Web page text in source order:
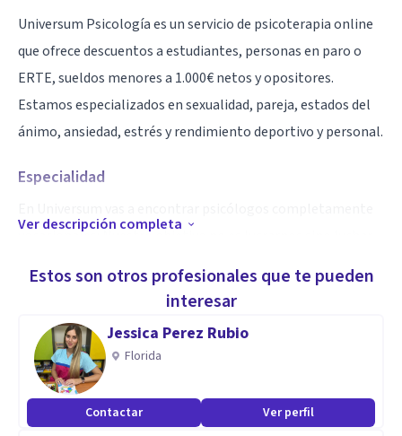
Universum Psicología es un servicio de psicoterapia online
que ofrece descuentos a estudiantes, personas en paro o
ERTE, sueldos menores a 1.000€ netos y opositores.
Estamos especializados en sexualidad, pareja, estados del
ánimo, ansiedad, estrés y rendimiento deportivo y personal.
Especialidad
vocacionales: Nuestro objetivo no es lucrarnos sino luchar
de calidad, ya que ahora mismo la terapia es prácticamente
Aptitudes
Donde destacamos ampliamente es trabajando con
ansiedad, estrés o depresión, así como en sexualidad y
Ver descripción completa
Estos son otros profesionales que te pueden
interesar
Jessica Perez Rubio
Florida
Contactar Ver perfil